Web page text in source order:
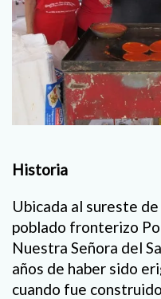
Historia
Ubicada al sureste
poblado fronterizo
Nuestra Señora del
años de haber sido
cuando fue